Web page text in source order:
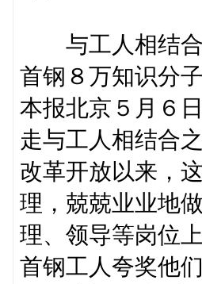
与工人相结
首钢８万知识分
本报北京５月６
走与工人相结合
改革开放以来，
理，兢兢业业地
理、领导等岗位
首钢工人夸奖他